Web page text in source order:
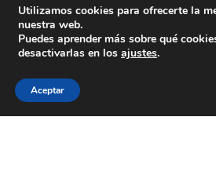
Colexio La Salle Santiago
Aviso Legal
Política de cookies
Política de privacidad
Utilizamos cookies para ofrecerte la
nuestra web.
Puedes aprender más sobre qué
desactivarlas en los ajustes.
Aceptar